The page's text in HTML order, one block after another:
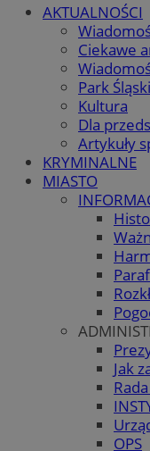
AKTUALNOŚCI
Ciekawe
Park Śląski
Kultura
Dla
Artykuły
KRYMINALNE
MIASTO
Jak
OPS